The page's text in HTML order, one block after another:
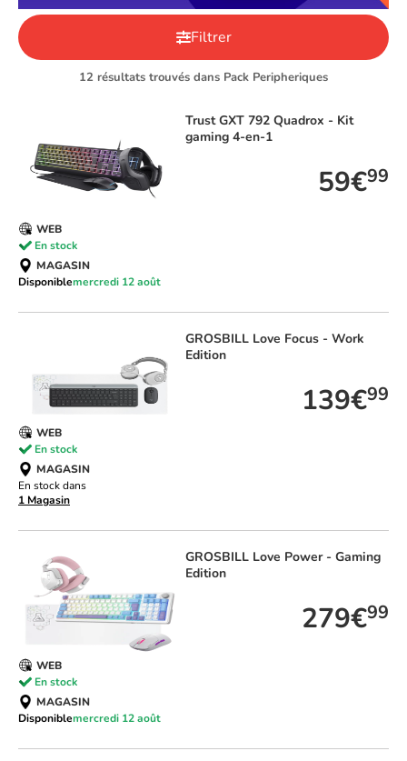
12 résultats trouvés dans Pack Peripheriques
Filtrer
TrustGXT 792 Quadrox - Kit
gaming 4-en-1
59€99
WEB
En stock
MAGASIN
Disponiblemercredi 12 août
GROSBILL Love Focus - Work
Edition
139€99
WEB
En stock
MAGASIN
En stock dans
1 Magasin
GROSBILL Love Power - Gaming
Edition
279€99
WEB
En stock
MAGASIN
Disponiblemercredi 12 août